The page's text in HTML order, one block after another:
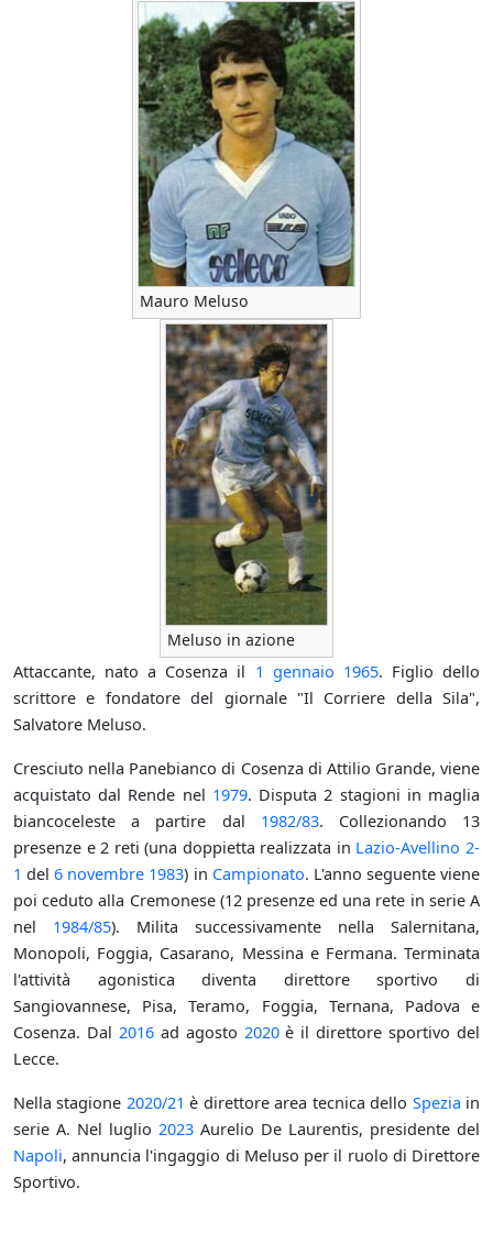
Mauro Meluso
Meluso in azione
Attaccante, nato a Cosenza il 1 gennaio 1965. Figlio dello
scrittore e fondatore del giornale "Il Corriere della Sila",
Salvatore Meluso.
Cresciuto nella Panebianco di Cosenza di Attilio Grande, viene
acquistato dal Rende nel 1979. Disputa 2 stagioni in maglia
biancoceleste a partire dal 1982/83. Collezionando 13
presenze e 2 reti (una doppietta realizzata in Lazio-Avellino 2-
1 del6 novembre 1983) in Campionato. L'anno seguente viene
poi ceduto alla Cremonese (12 presenze ed una rete in serie A
nel 1984/85). Milita successivamente nella Salernitana,
Monopoli, Foggia, Casarano, Messina e Fermana. Terminata
l'attività agonistica diventa direttore sportivo di
Sangiovannese, Pisa, Teramo, Foggia, Ternana, Padova e
Cosenza. Dal 2016ad agosto 2020è il direttore sportivo del
Lecce.
Nella stagione 2020/21 è direttore area tecnica dello Spezia in
serie A. Nel luglio 2023 Aurelio De Laurentis, presidente del
Napoli, annuncia l'ingaggio di Meluso per il ruolo di Direttore
Sportivo.